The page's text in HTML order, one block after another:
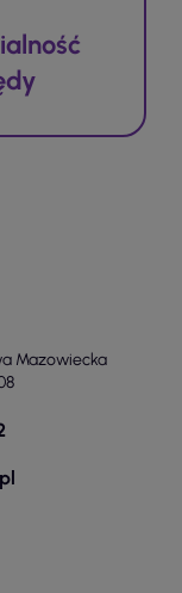
Mazowiecka